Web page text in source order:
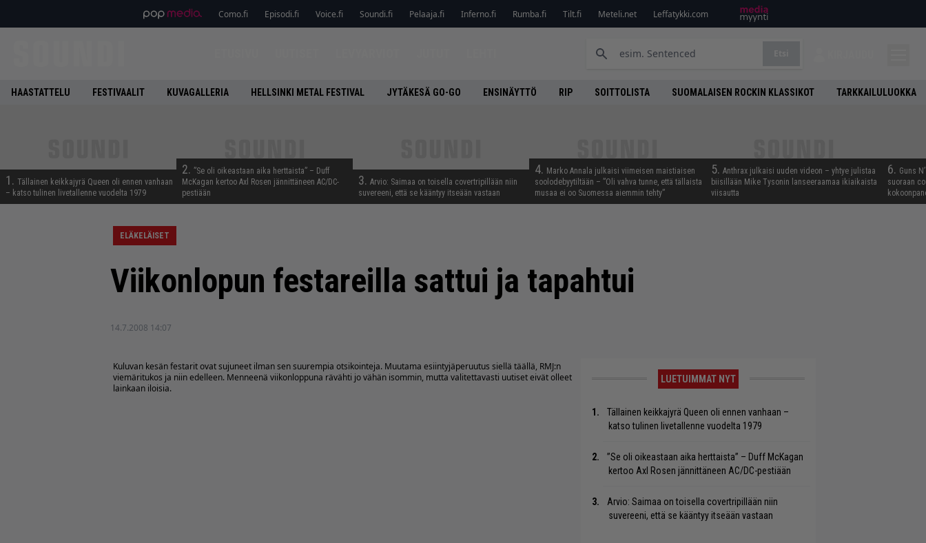
Como.fi Episodi.fi Voice.fi Soundi.fi Pelaaja.fi Inferno.fi Rumba.fi Tilt.fi Meteli.net Leffatykki.com
HAASTATTELU FESTIVAALIT KUVAGALLERIA HELLSINKI METAL FESTIVAL JYTÄKESÄ GO-GO ENSINÄYTTÖ RIP SOITTOLISTA SUOMALAISEN ROCKIN KLASSIKOT TARKKAILULUOKKA
1. Tällainen keikkajyrä Queen oli ennen vanhaan
– katso tulinen livetallenne vuodelta 1979
2. ”Se oli oikeastaan aika herttaista” – Duff
McKagan kertoo Axl Rosen jännittäneen AC/DC-
pestiään
3. Arvio: Saimaa on toisella covertripillään niin
suvereeni, että se kääntyy itseään vastaan
4. Marko Annala julkaisi viimeisen maistiaisen
soolodebyytiltään – ”Oli vahva tunne, että tällaista
musaa ei oo Suomessa aiemmin tehty”
5. Anthrax julkaisi uuden videon – yhtye julistaa
biisillään Mike Tysonin lanseeraamaa ikiaikaista
viisautta
6. Guns
suoraan
ELÄKELÄISET
Viikonlopun festareilla sattui ja tapahtui
14.7.2008 14:07
Kuluvan kesän festarit ovat sujuneet ilman sen suurempia otsikointeja. Muutama esiintyjäperuutus siellä täällä, RMJ:n
viemäritukos ja niin edelleen. Menneenä viikonloppuna rävähti jo vähän isommin, mutta valitettavasti uutiset eivät olleet
lainkaan iloisia.
LUETUIMMAT NYT
Tällainen keikkajyrä Queen oli ennen vanhaan –
katso tulinen livetallenne vuodelta 1979
”Se oli oikeastaan aika herttaista” – Duff McKagan
kertoo Axl Rosen jännittäneen AC/DC-pestiään
Arvio: Saimaa on toisella covertripillään niin
suvereeni, että se kääntyy itseään vastaan